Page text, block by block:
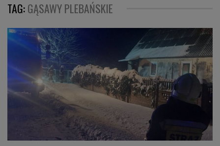
TAG:GĄSAWY PLEBAŃSKIE